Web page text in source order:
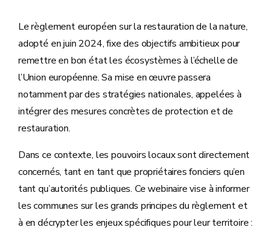
Le règlement européen sur la restauration de la nature,
adopté en juin 2024, fixe des objectifs ambitieux pour
remettre en bon état les écosystèmes à l’échelle de
l’Union européenne. Sa mise en œuvre passera
notamment par des stratégies nationales, appelées à
intégrer des mesures concrètes de protection et de
restauration.
Dans ce contexte, les pouvoirs locaux sont directement
concernés, tant en tant que propriétaires fonciers qu’en
tant qu’autorités publiques. Ce webinaire vise à informer
les communes sur les grands principes du règlement et
à en décrypter les enjeux spécifiques pour leur territoire :